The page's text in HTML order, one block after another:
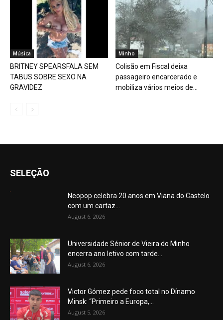
Música
BRITNEY SPEARSFALA SEM
TABUS SOBRE SEXO NA
GRAVIDEZ
Minho
Colisão em Fiscal deixa
passageiro encarcerado e
mobiliza vários meios de...
SELEÇÃO
Neopop celebra 20 anos em Viana do Castelo
com um cartaz...
August 6, 2026
Universidade Sénior de Vieira do Minho
encerra ano letivo com tarde...
August 6, 2026
Victor Gómez pede foco total no Dínamo
Minsk: “Primeiro a Europa,...
August 5, 2026